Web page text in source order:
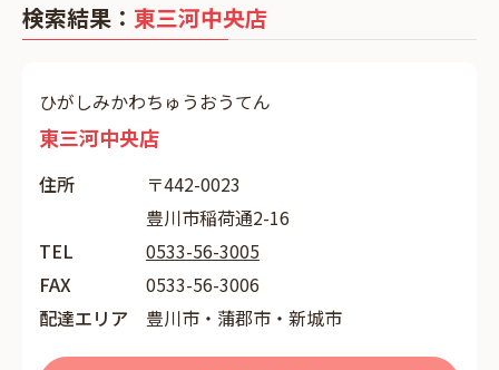
検索結果： 東三河中央店
ひがしみかわちゅうおうてん
東三河中央店
住所
〒442-0023
豊川市稲荷通2-16
TEL
0533-56-3005
FAX
0533-56-3006
配達エリア
豊川市・蒲郡市・新城市